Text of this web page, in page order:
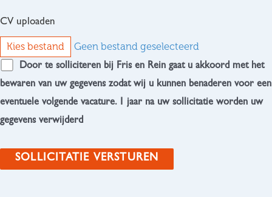
CV uploaden
Kies bestand Geen bestand geselecteerd
Door te solliciteren bij Fris en Rein gaat u akkoord met het
bewaren van uw gegevens zodat wij u kunnen benaderen voor een
eventuele volgende vacature. 1 jaar na uw sollicitatie worden uw
gegevens verwijderd